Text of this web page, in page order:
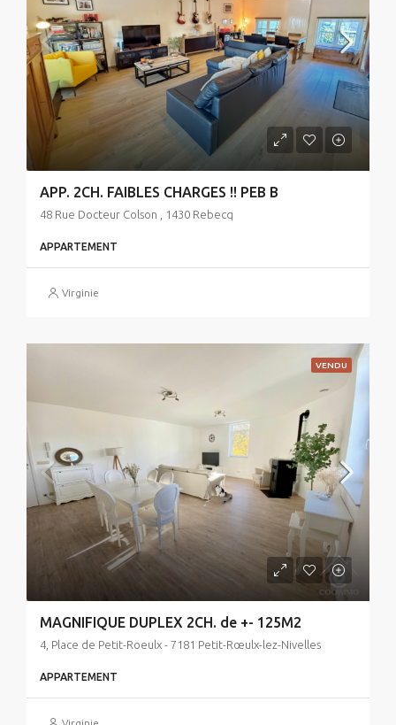
APP. 2CH. FAIBLES CHARGES !! PEB B
48 Rue Docteur Colson , 1430 Rebecq
APPARTEMENT
Virginie
VENDU
MAGNIFIQUE DUPLEX 2CH. de +- 125M2
4, Place de Petit-Roeulx - 7181 Petit-Rœulx-lez-Nivelles
APPARTEMENT